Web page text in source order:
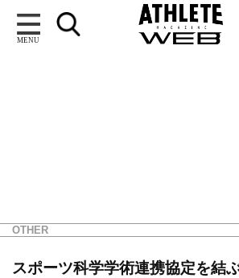
MENU
OTHER
スポーツ科学学術連携協定を結